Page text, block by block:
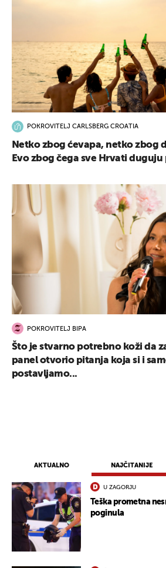
AKTUALNO NAJČITANIJE
U ZAGORJU
Teška prometna
poginula
POKROVITELJ CARLSBERG CROATIA
Netko zbog ćevapa, netko zbog
Evo zbog čega sve Hrvati duguju
POKROVITELJ BIPA
Što je stvarno potrebno koži da
panel otvorio pitanja koja si i
postavljamo...